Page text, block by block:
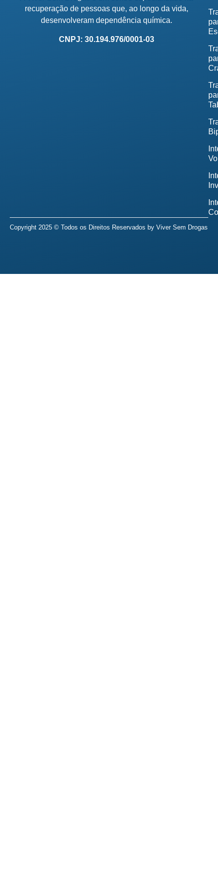
recuperação de pessoas que, ao longo da vida,
desenvolveram dependência química.
CNPJ: 30.194.976/0001-03
Copyright 2025 © Todos os Direitos Reservados by Viver Sem Drogas